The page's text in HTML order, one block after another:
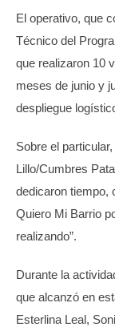
El operativo, que
Técnico del
que realizaron 10
meses de junio y
despliegue
Sobre el
Lillo/Cumbres
dedicaron tiempo,
Quiero Mi Barrio
realizando”.
Durante la
que alcanzó en
Esterlina Leal,